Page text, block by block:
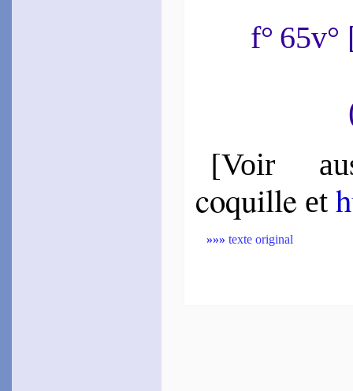
f°
[Voir
coquille et
»»» texte original